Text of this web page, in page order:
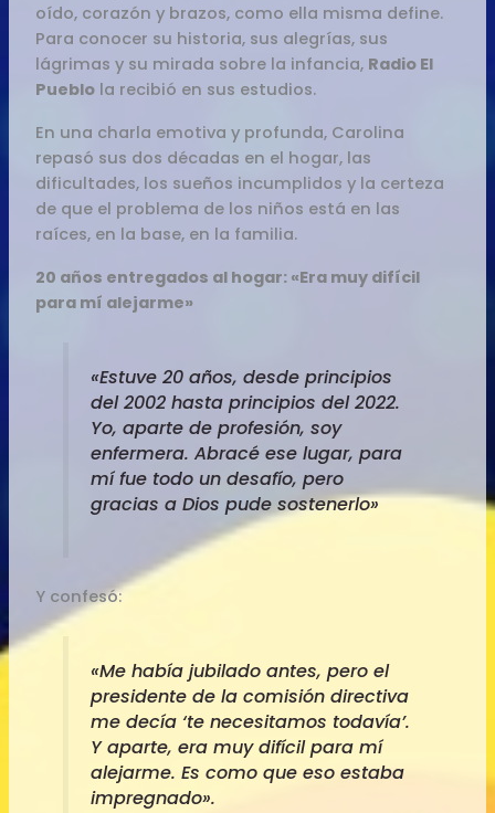
oído, corazón y brazos, como ella misma define.
Para conocer su historia, sus alegrías, sus
lágrimas y su mirada sobre la infancia, Radio El
Pueblo la recibió en sus estudios.
En una charla emotiva y profunda, Carolina
repasó sus dos décadas en el hogar, las
dificultades, los sueños incumplidos y la certeza
de que el problema de los niños está en las
raíces, en la base, en la familia.
20 años entregados al hogar: «Era muy difícil
para mí alejarme»
«Estuve 20 años, desde principios
del 2002 hasta principios del 2022.
Yo, aparte de profesión, soy
enfermera. Abracé ese lugar, para
mí fue todo un desafío, pero
gracias a Dios pude sostenerlo»
Y confesó:
«Me había jubilado antes, pero el
presidente de la comisión directiva
me decía ‘te necesitamos todavía’.
Y aparte, era muy difícil para mí
alejarme. Es como que eso estaba
impregnado».